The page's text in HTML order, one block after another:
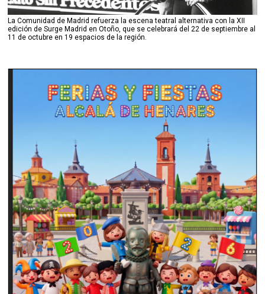
La Comunidad de Madrid refuerza la escena teatral alternativa con la XII
edición de Surge Madrid en Otoño, que se celebrará del 22 de septiembre al
11 de octubre en 19 espacios de la región.